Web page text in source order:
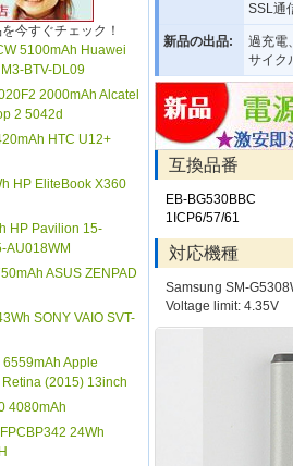
今すぐチェック！
5100mAh Huawei
BTV-DL09
2000mAh Alcatel
2 5042d
HTC U12+
HP EliteBook X360
HP Pavilion 15-
AU018WM
ASUS ZENPAD
SONY VAIO SVT-
Apple
Retina (2015) 13inch
4080mAh
24Wh
SSL通
新品の出品:
過充電
サイク
互換品番
EB-BG530BBC
1ICP6/57/61
対応機種
Samsung SM-
Voltage limit: 4.35V